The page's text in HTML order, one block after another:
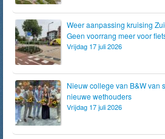
Weer aanpassing kruising
Geen voorrang meer voor
Vrijdag 17 juli 2026
Nieuw college van B&W van
nieuwe wethouders
Vrijdag 17 juli 2026